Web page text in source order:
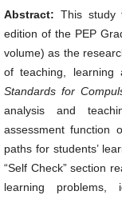
Abstract: This study
edition of the PEP
volume) as the
of teaching, learning
Standards for
analysis and
assessment function
paths for students’
“Self Check” section
learning problems,